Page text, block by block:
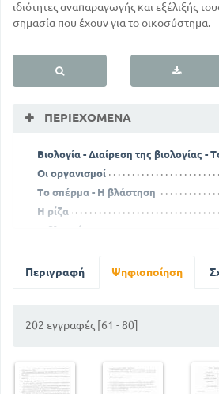
ιδιότητες αναπαραγωγής και εξέλιξής
σημασία που έχουν για το οικοσύστημα.
ΠΕΡΙΕΧΌΜΕΝΑ
Βιολογία - Διαίρεση της βιολογίας -
Οι οργανισμοί
Το σπέρμα - Η βλάστηση
Η ρίζα
Ο βλαστός
Τα φύλλα - Οι φυσιολογικές
Τα πτηνά
Περιγραφή Ψηφιοποίηση
202 εγγραφές [61 - 80]